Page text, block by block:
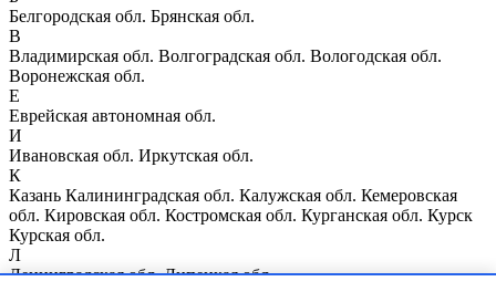
Белгородская обл. Брянская обл.
В
Владимирская обл. Волгоградская обл. Вологодская обл.
Воронежская обл.
Е
Еврейская автономная обл.
И
Ивановская обл. Иркутская обл.
К
Казань Калининградская обл. Калужская обл. Кемеровская
обл. Кировская обл. Костромская обл. Курганская обл. Курск
Курская обл.
Л
Ленинградская обл. Липецкая обл.